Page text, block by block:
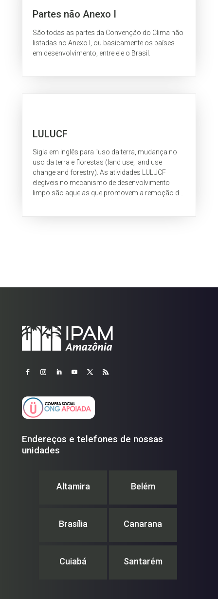
Partes não Anexo I
São todas as partes da Convenção do Clima não
listadas no Anexo I, ou basicamente os países
em desenvolvimento, entre ele o Brasil.
LULUCF
Sigla em inglês para "uso da terra, mudança no
uso da terra e florestas (land use, land use
change and forestry). As atividades LULUCF
elegíveis no mecanismo de desenvolvimento
limpo são aquelas que promovem a remoção de
Endereços e telefones de nossas
unidades
Altamira Belém
Brasília Canarana
Cuiabá Santarém